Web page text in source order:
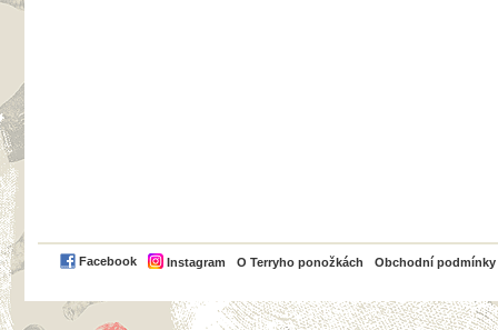
Facebook Instagram O Terryho ponožkách Obchodní podmínky
PayPal